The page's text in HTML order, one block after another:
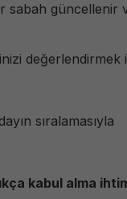
sabah güncellenir
değerlendirmek
sıralamasıyla
kabul alma